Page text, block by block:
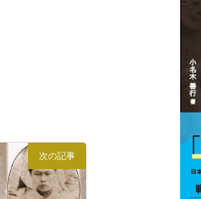
次の記事